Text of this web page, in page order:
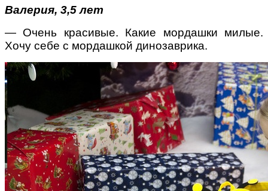
Валерия, 3,5 лет
— Очень красивые. Какие мордашки милые.
Хочу себе с мордашкой динозаврика.